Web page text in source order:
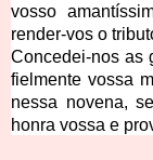
vosso
render-vos o
Concedei-nos as
fielmente vossa
nessa novena,
honra vossa e